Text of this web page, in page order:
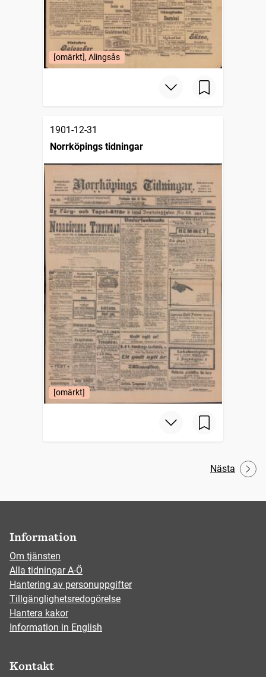
[omärkt], Alingsås
1901-12-31
Norrköpings tidningar
[omärkt]
Nästa
Information
Om tjänsten
Alla tidningar A-Ö
Hantering av personuppgifter
Tillgänglighetsredogörelse
Hantera kakor
Information in English
Kontakt